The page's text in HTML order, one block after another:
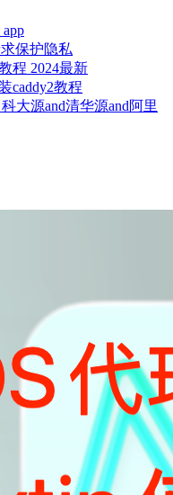
保护隐私
程 2024最新
caddy2教程
大源and清华源and阿里